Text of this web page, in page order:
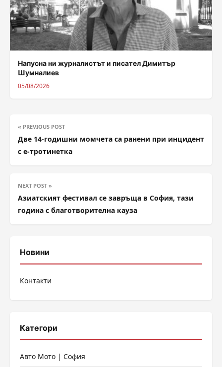
Напусна ни журналистът и писател Димитър
Шумналиев
05/08/2026
« PREVIOUS POST
Две 14-годишни момчета са ранени при инцидент
с е-тротинетка
NEXT POST »
Азиатският фестивал се завръща в София, тази
година с благотворителна кауза
Новини
Контакти
Категори
Авто Мото | София